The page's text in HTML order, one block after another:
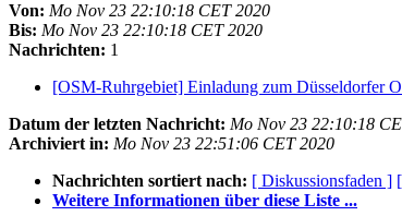
Von: Mo Nov 23 22:10:18 CET 2020
Bis: Mo Nov 23 22:10:18 CET 2020
Nachrichten: 1
[OSM-Ruhrgebiet] Einladung zum Düsseldorfer
Datum der letzten Nachricht: Mo Nov 23 22:10:18
Archiviert in: Mo Nov 23 22:51:06 CET 2020
Nachrichten sortiert nach: [ Diskussionsfaden ]
Weitere Informationen über diese Liste ...